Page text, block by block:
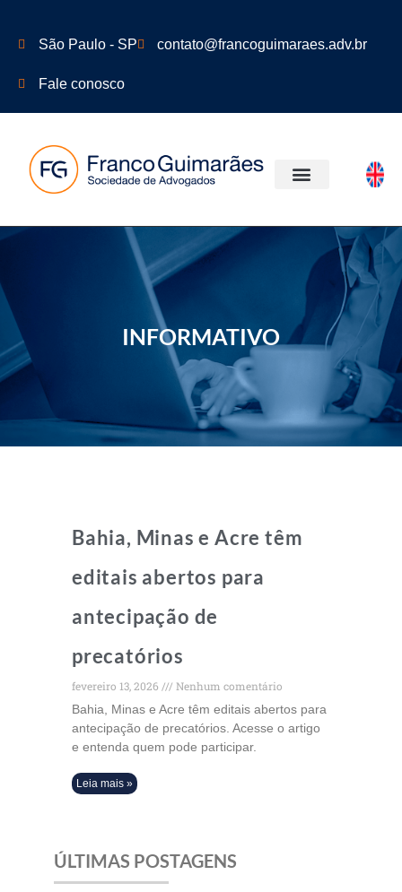
São Paulo - SP contato@francoguimaraes.adv.br
Fale conosco
INFORMATIVO
Bahia, Minas e Acre têm
editais abertos para
antecipação de
precatórios
fevereiro 13, 2026
Nenhum comentário
Bahia, Minas e Acre têm editais abertos para
antecipação de precatórios. Acesse o artigo
e entenda quem pode participar.
Leia mais »
ÚLTIMAS POSTAGENS